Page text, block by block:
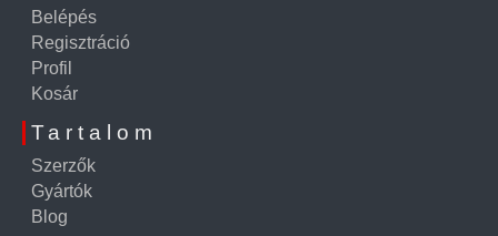
Belépés
Regisztráció
Profil
Kosár
Tartalom
Szerzők
Gyártók
Blog